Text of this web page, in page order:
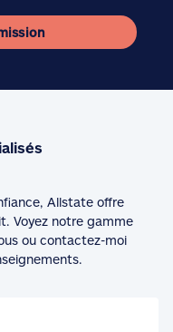
Allstate offre
Voyez notre gamme
ou contactez-moi